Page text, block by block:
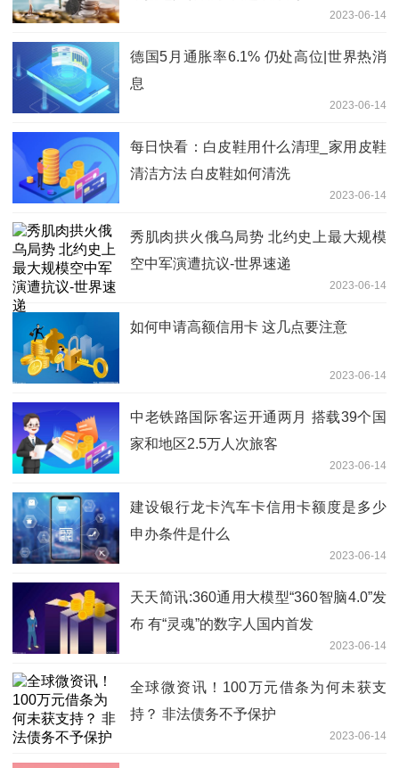
2023-06-14
德国5月通胀率6.1% 仍处高位|世界热消
息
2023-06-14
每日快看：白皮鞋用什么清理_家用皮鞋
清洁方法 白皮鞋如何清洗
2023-06-14
秀肌肉拱火俄乌局势 北约史上最大规模
空中军演遭抗议-世界速递
2023-06-14
如何申请高额信用卡 这几点要注意
2023-06-14
中老铁路国际客运开通两月 搭载39个国
家和地区2.5万人次旅客
2023-06-14
建设银行龙卡汽车卡信用卡额度是多少
申办条件是什么
2023-06-14
天天简讯:360通用大模型“360智脑4.0”发
布 有“灵魂”的数字人国内首发
2023-06-14
全球微资讯！100万元借条为何未获支
持？ 非法债务不予保护
2023-06-14